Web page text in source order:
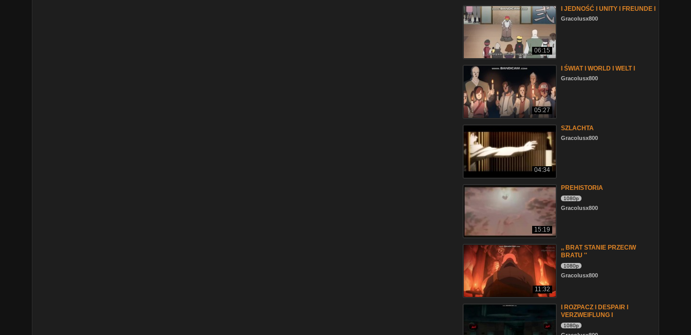
06:15
I JEDNOŚĆ I UNITY I FREUNDE I
Gracolusx800
05:27
I ŚWIAT I WORLD I WELT I
Gracolusx800
04:34
SZLACHTA
Gracolusx800
15:19
PREHISTORIA
1080p
Gracolusx800
11:32
,, BRAT STANIE PRZECIW
BRATU ''
1080p
Gracolusx800
I ROZPACZ I DESPAIR I
VERZWEIFLUNG I
1080p